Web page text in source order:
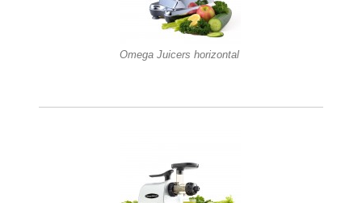
Omega Juicers horizontal